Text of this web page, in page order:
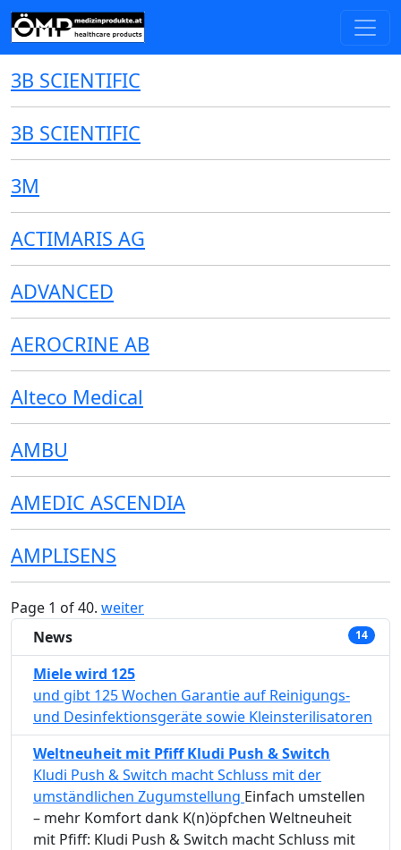
3B SCIENTIFIC
3B SCIENTIFIC
3M
ACTIMARIS AG
ADVANCED
AEROCRINE AB
Alteco Medical
AMBU
AMEDIC ASCENDIA
AMPLISENS
Page 1 of 40. weiter
News
14
Miele wird 125
und gibt 125 Wochen Garantie auf Reinigungs-
und Desinfektionsgeräte sowie Kleinsterilisatoren
Weltneuheit mit Pfiff Kludi Push & Switch
Kludi Push & Switch macht Schluss mit der
umständlichen Zugumstellung Einfach umstellen
– mehr Komfort dank K(n)öpfchen Weltneuheit
mit Pfiff: Kludi Push & Switch macht Schluss mit